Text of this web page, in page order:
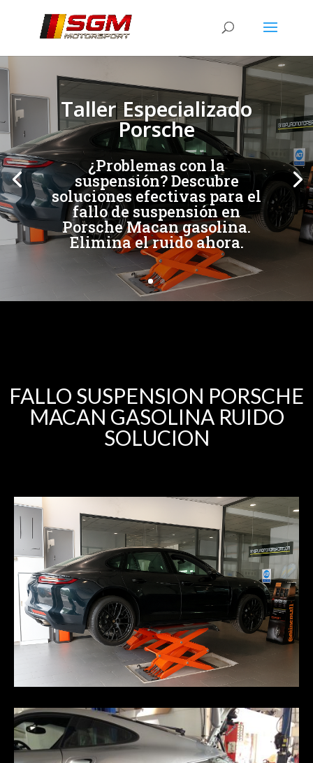
Taller Especializado
Porsche
¿Problemas con la
suspensión? Descubre
soluciones efectivas para el
fallo de suspensión en
Porsche Macan gasolina.
Elimina el ruido ahora.
FALLO SUSPENSION PORSCHE
MACAN GASOLINA RUIDO
SOLUCION